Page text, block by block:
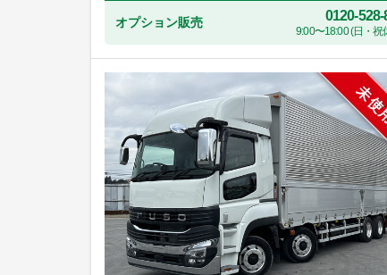
オプション販売 0120-528-
9:00〜18:00 (日・祝
未